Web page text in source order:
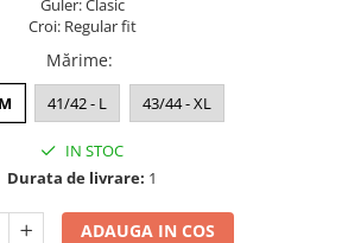
Guler: Clasic
Croi: Regular fit
Mărime:
41/42 - L 43/44 - XL
IN STOC
Durata de livrare: 1
ADAUGA IN COS